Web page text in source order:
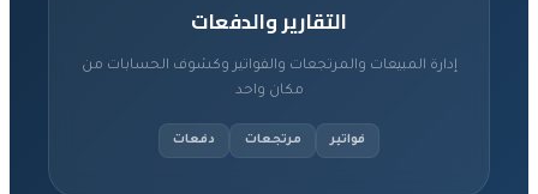
التقارير والدفعات
إدارة المبيعات والمرتجعات والفواتير وكشوف الحسابات من
مكان واحد
فواتير مرتجعات دفعات